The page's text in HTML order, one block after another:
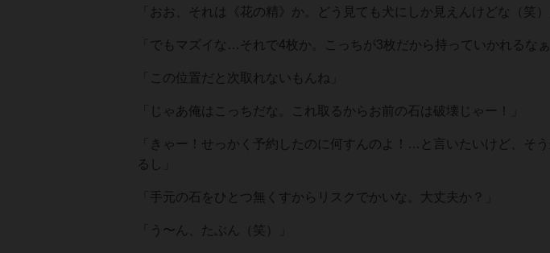
「おお、それは《花の精》か。どう見ても犬にしか見えんけどな（笑）
「でもマズイな…それで4枚か。こっちが3枚だから持っていかれるなぁ
「この位置だと次取れないもんね」
「じゃあ俺はこっちだな。これ取るからお前の石は破壊じゃー！」
「きゃー！せっかく予約したのに何すんのよ！…と言いたいけど、そ
るし」
「手元の石をひとつ無くすからリスクでかいな。大丈夫か？」
「う〜ん、たぶん（笑）」